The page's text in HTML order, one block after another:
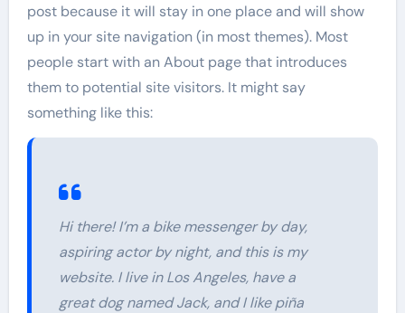
post because it will stay in one place and will show
up in your site navigation (in most themes). Most
people start with an About page that introduces
them to potential site visitors. It might say
something like this:
Hi there! I’m a bike messenger by day,
aspiring actor by night, and this is my
website. I live in Los Angeles, have a
great dog named Jack, and I like piña